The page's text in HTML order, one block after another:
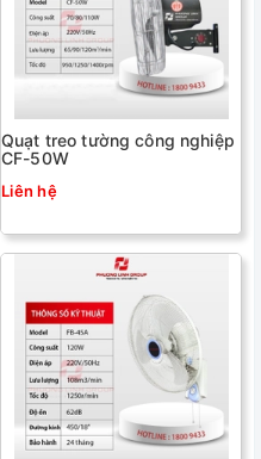
Quạt treo tường công nghiệp
CF-50W
Liên hệ